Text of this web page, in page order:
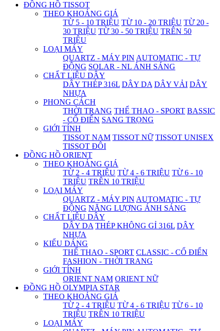
ĐỒNG HỒ TISSOT
THEO KHOẢNG GIÁ
TỪ 5 - 10 TRIỆU TỪ 10 - 20 TRIỆU TỪ 20 -
30 TRIỆU TỪ 30 - 50 TRIỆU TRÊN 50
TRIỆU
LOẠI MÁY
QUARTZ - MÁY PIN AUTOMATIC - TỰ
ĐỘNG SOLAR - NL ÁNH SÁNG
CHẤT LIỆU DÂY
DÂY THÉP 316L DÂY DA DÂY VẢI DÂY
NHỰA
PHONG CÁCH
THỜI TRANG THỂ THAO - SPORT BASSIC
- CỔ ĐIỂN SANG TRỌNG
GIỚI TÍNH
TISSOT NAM TISSOT NỮ TISSOT UNISEX
TISSOT ĐÔI
ĐỒNG HỒ ORIENT
THEO KHOẢNG GIÁ
TỪ 2 - 4 TRIỆU TỪ 4 - 6 TRIỆU TỪ 6 - 10
TRIỆU TRÊN 10 TRIỆU
LOẠI MÁY
QUARTZ - MÁY PIN AUTOMATIC - TỰ
ĐỘNG NĂNG LƯỢNG ÁNH SÁNG
CHẤT LIỆU DÂY
DÂY DA THÉP KHÔNG GỈ 316L DÂY
NHỰA
KIỂU DÁNG
THỂ THAO - SPORT CLASSIC - CỔ ĐIỂN
FASHION - THỜI TRANG
GIỚI TÍNH
ORIENT NAM ORIENT NỮ
ĐỒNG HỒ OLYMPIA STAR
THEO KHOẢNG GIÁ
TỪ 2 - 4 TRIỆU TỪ 4 - 6 TRIỆU TỪ 6 - 10
TRIỆU TRÊN 10 TRIỆU
LOẠI MÁY